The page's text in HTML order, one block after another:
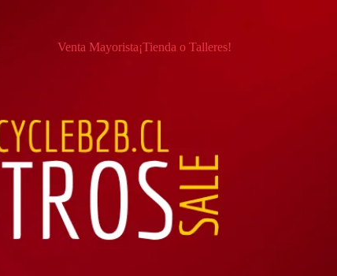
Venta Mayorista¡Tienda o Talleres!